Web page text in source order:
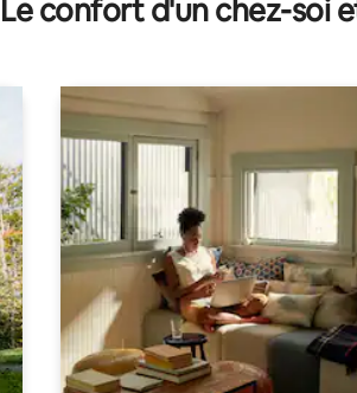
Le confort d'un chez-soi